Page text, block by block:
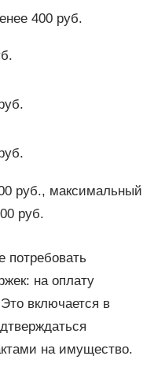
400 руб.
руб., максимальный
руб.
потребовать
на оплату
включается в
на имущество.